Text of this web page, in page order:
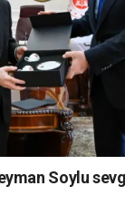
Soylu